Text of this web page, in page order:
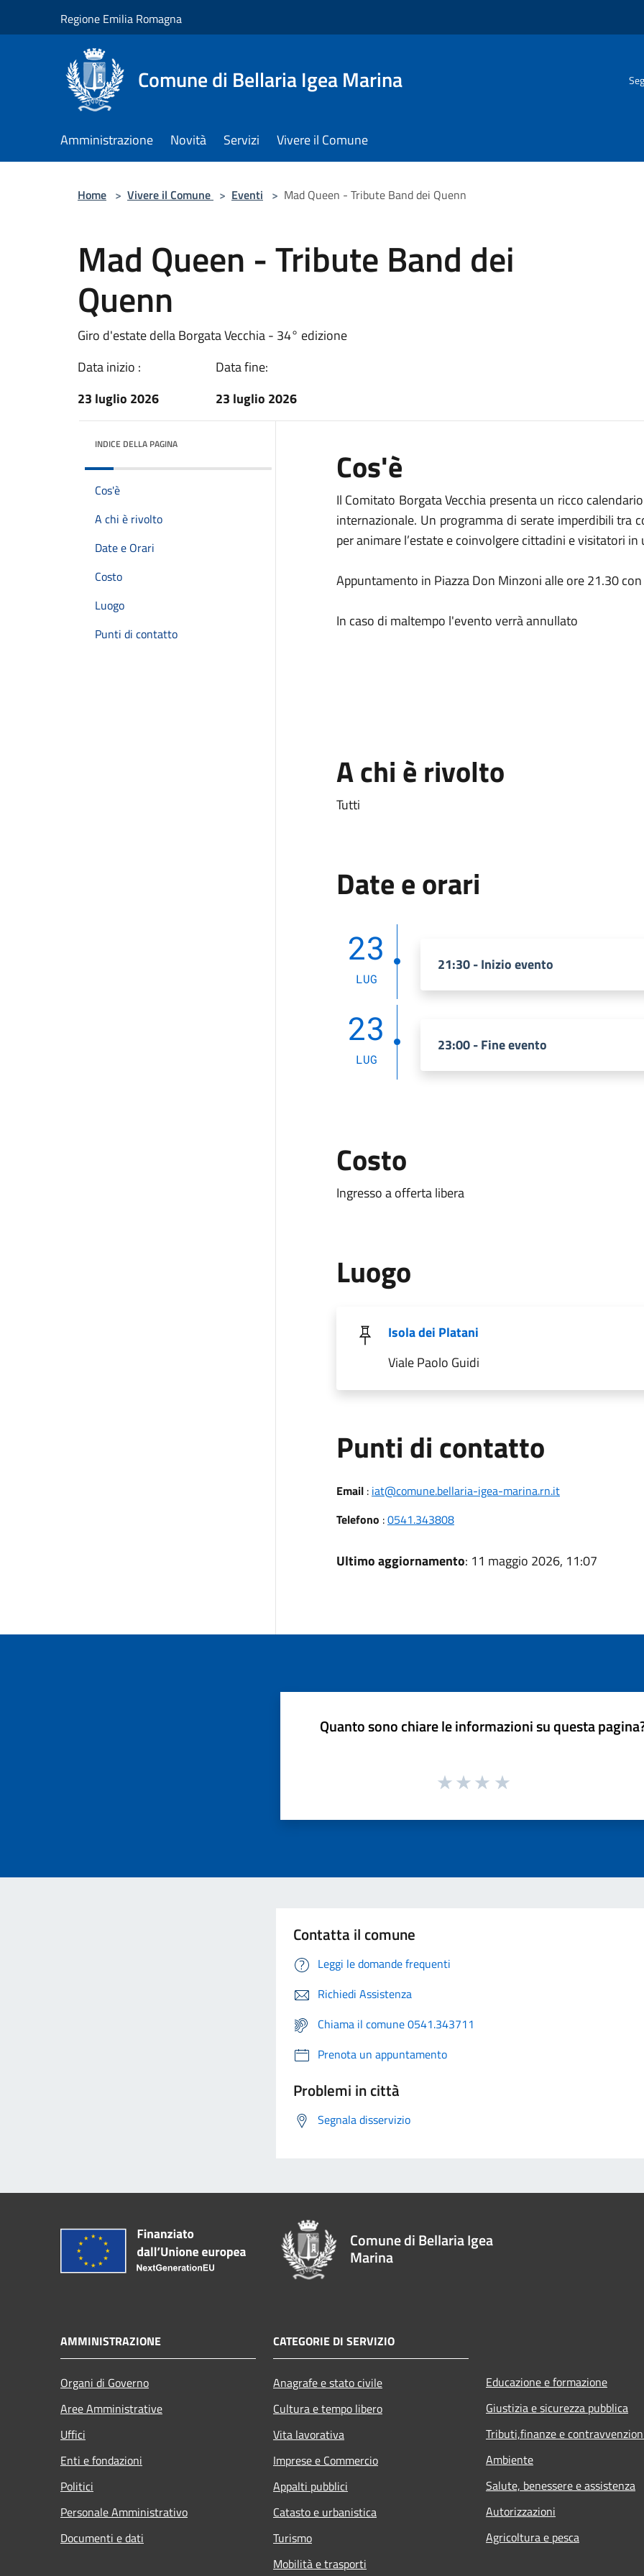
Regione Emilia Romagna
Comune di Bellaria Igea Marina
Amministrazione Novità Servizi Vivere il Comune
Home > Vivere il Comune > Eventi > Mad Queen - Tribute Band dei Quenn
Mad Queen - Tribute Band dei
Quenn
Giro d'estate della Borgata Vecchia - 34° edizione
Data inizio :
23 luglio 2026
Data fine:
23 luglio 2026
INDICE DELLA PAGINA
Cos'è
A chi è rivolto
Date e Orari
Costo
Luogo
Punti di contatto
Cos'è
Il Comitato Borgata Vecchia presenta un ricco
internazionale. Un programma di serate imperdibili tra
per animare l’estate e coinvolgere cittadini e visitatori
Appuntamento in Piazza Don Minzoni alle ore 21.30
In caso di maltempo l'evento verrà annullato
A chi è rivolto
Tutti
Date e orari
23
LUG
21:30 - Inizio evento
23
LUG
23:00 - Fine evento
Costo
Ingresso a offerta libera
Luogo
Isola dei Platani
Viale Paolo Guidi
Punti di contatto
Email: iat@comune.bellaria-igea-marina.rn.it
Telefono :0541.343808
Ultimo aggiornamento: 11 maggio 2026, 11:07
Quanto sono chiare le informazioni su questa
Contatta il comune
Leggi le domande frequenti
Richiedi Assistenza
Chiama il comune 0541.343711
Prenota un appuntamento
Problemi in città
Segnala disservizio
Comune di Bellaria Igea
Marina
AMMINISTRAZIONE
Organi di Governo
Aree Amministrative
Uffici
Enti e fondazioni
Politici
Personale Amministrativo
Documenti e dati
CATEGORIE DI SERVIZIO
Anagrafe e stato civile
Cultura e tempo libero
Vita lavorativa
Imprese e Commercio
Appalti pubblici
Catasto e urbanistica
Turismo
Mobilità e trasporti
Educazione e formazione
Giustizia e sicurezza pubblica
Tributi,finanze e
Ambiente
Salute, benessere e assistenza
Autorizzazioni
Agricoltura e pesca